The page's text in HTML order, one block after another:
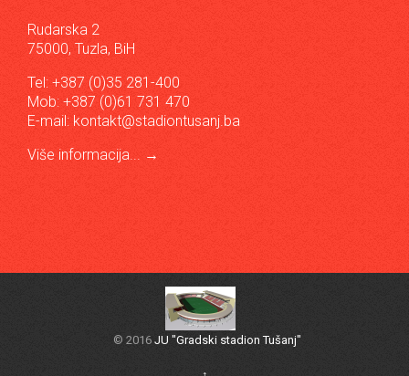
Rudarska 2
75000, Tuzla, BiH
Tel: +387 (0)35 281-400
Mob: +387 (0)61 731 470
E-mail: kontakt@stadiontusanj.ba
Više informacija...
→
© 2016 JU "Gradski stadion Tušanj"